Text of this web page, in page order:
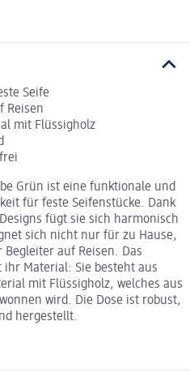
Seife
Reisen
mit Flüssigholz
Grün ist eine funktionale und
für feste Seifenstücke. Dank
fügt sie sich harmonisch
sich nicht nur für zu Hause,
auf Reisen. Das
ihr Material: Sie besteht aus
mit Flüssigholz, welches aus
wird. Die Dose ist robust,
hergestellt.